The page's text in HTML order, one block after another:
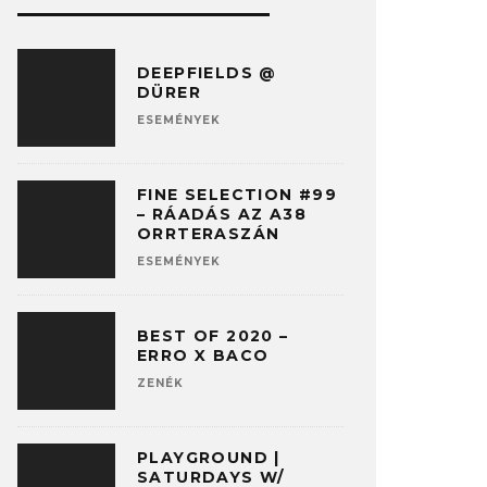
DEEPFIELDS @
DÜRER
ESEMÉNYEK
FINE SELECTION #99
– RÁADÁS AZ A38
ORRTERASZÁN
ESEMÉNYEK
BEST OF 2020 –
ERRO X BACO
ZENÉK
PLAYGROUND |
SATURDAYS W/